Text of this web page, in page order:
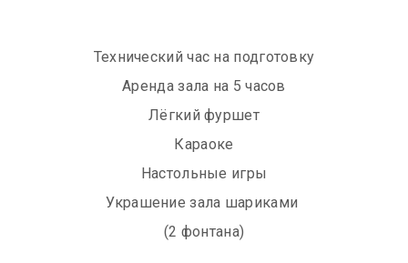
Технический час на подготовку
Аренда зала на 5 часов
Лёгкий фуршет
Караоке
Настольные игры
Украшение зала шариками
(2 фонтана)